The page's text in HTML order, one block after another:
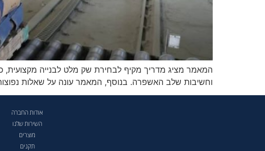
המאמר מציג מדריך מקיף לבחירת שק מלט לבנייה מקצועית,
וחשיבות שלב האשפרה. בנוסף, המאמר עונה על שאלות
אודות החברה
השירות שלנו
מוצרים
תקנים